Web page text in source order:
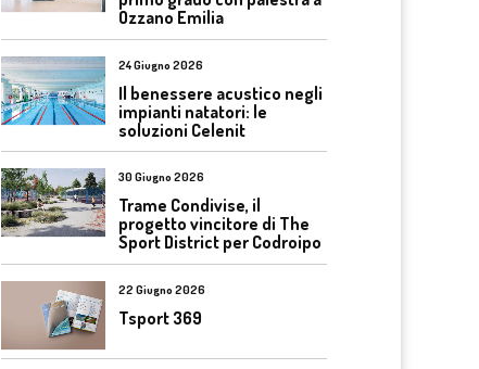
Ozzano Emilia
24 Giugno 2026
Il benessere acustico negli
impianti natatori: le
soluzioni Celenit
30 Giugno 2026
Trame Condivise, il
progetto vincitore di The
Sport District per Codroipo
22 Giugno 2026
Tsport 369